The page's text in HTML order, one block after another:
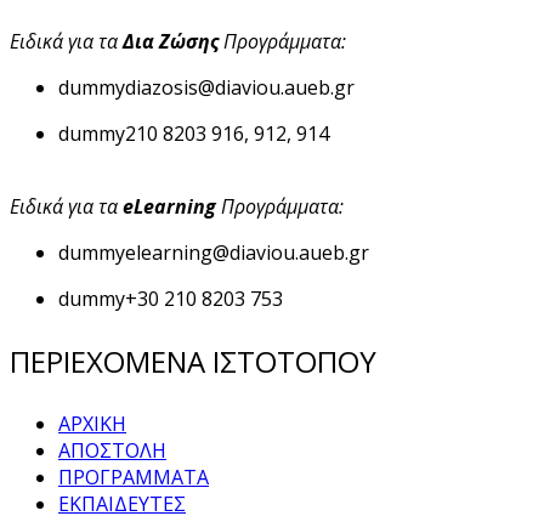
Ειδικά για ταΔια ΖώσηςΠρογράμματα:
dummydiazosis@diaviou.aueb.gr
dummy210 8203 916, 912, 914
Ειδικά για ταeLearningΠρογράμματα:
dummyelearning@diaviou.aueb.gr
dummy+30 210 8203 753
ΠΕΡΙΕΧΟΜΕΝΑ ΙΣΤΟΤΟΠΟΥ
ΑΡΧΙΚΗ
ΑΠΟΣΤΟΛΗ
ΠΡΟΓΡΑΜΜΑΤΑ
ΕΚΠΑΙΔΕΥΤΕΣ